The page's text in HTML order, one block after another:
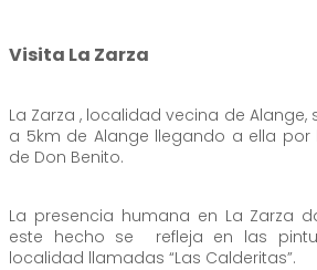
Visita La Zarza
La Zarza , localidad vecina de
a 5km de Alange llegando a ella
de Don Benito.
La presencia humana en La Zarza
este hecho se refleja en las
localidad llamadas “Las Calderitas”.